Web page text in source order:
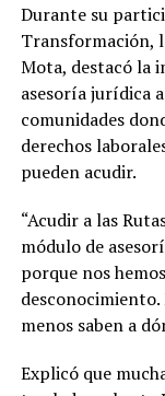
Durante su
Transformación,
Mota, destacó la
asesoría jurídica
comunidades
derechos
pueden acudir.
“Acudir a las
módulo de
porque nos
menos saben a
Explicó que